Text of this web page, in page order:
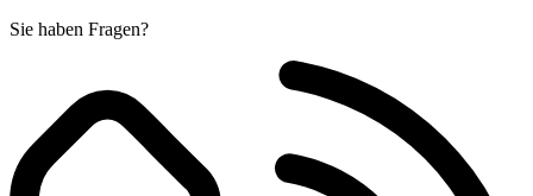
Sie haben Fragen?